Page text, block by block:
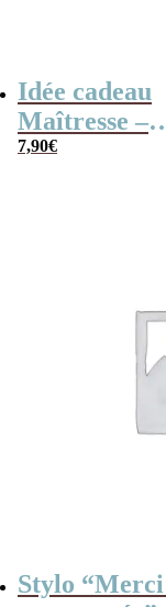
Idée cadeau
Maîtresse –
Cahier de
7,90€
Stylo